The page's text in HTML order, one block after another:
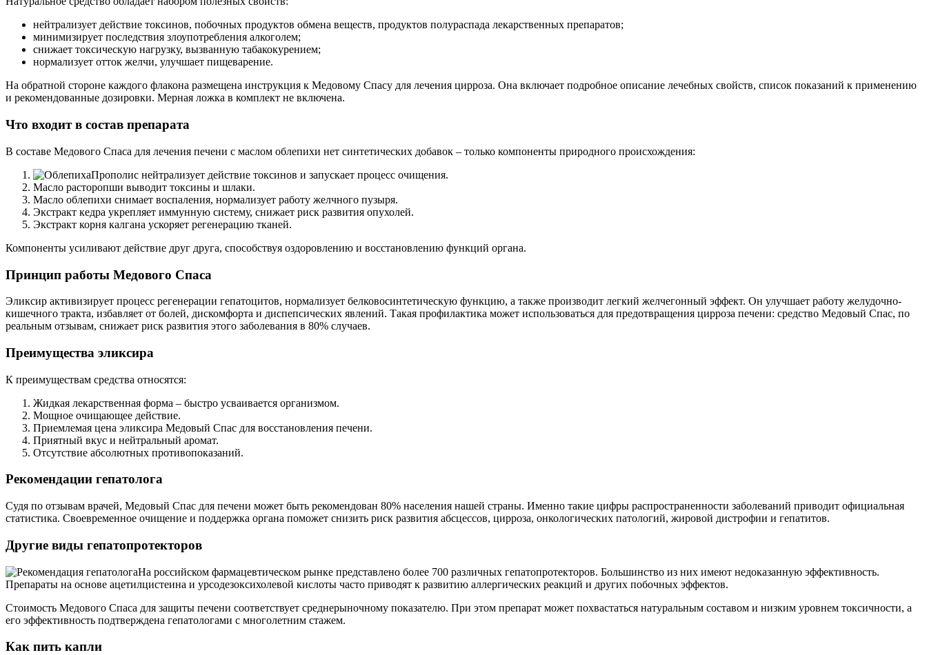
нейтрализует действие токсинов, побочных продуктов обмена веществ, продуктов полураспада лекарственных препаратов;
минимизирует последствия злоупотребления алкоголем;
снижает токсическую нагрузку, вызванную табакокурением;
нормализует отток желчи, улучшает пищеварение.
На обратной стороне каждого флакона размещена инструкция к Медовому Спасу для лечения цирроза. Она включает подробное описание лечебных свойств, список показаний к применению
и рекомендованные дозировки. Мерная ложка в комплект не включена.
Что входит в состав препарата
В составе Медового Спаса для лечения печени с маслом облепихи нет синтетических добавок – только компоненты природного происхождения:
Прополис нейтрализует действие токсинов и запускает процесс очищения.
Масло расторопши выводит токсины и шлаки.
Масло облепихи снимает воспаления, нормализует работу желчного пузыря.
Экстракт кедра укрепляет иммунную систему, снижает риск развития опухолей.
Экстракт корня калгана ускоряет регенерацию тканей.
Компоненты усиливают действие друг друга, способствуя оздоровлению и восстановлению функций органа.
Принцип работы Медового Спаса
Эликсир активизирует процесс регенерации гепатоцитов, нормализует белковосинтетическую функцию, а также производит легкий желчегонный эффект. Он улучшает работу желудочно-
кишечного тракта, избавляет от болей, дискомфорта и диспепсических явлений. Такая профилактика может использоваться для предотвращения цирроза печени: средство Медовый Спас, по
реальным отзывам, снижает риск развития этого заболевания в 80% случаев.
Преимущества эликсира
К преимуществам средства относятся:
Жидкая лекарственная форма – быстро усваивается организмом.
Мощное очищающее действие.
Приемлемая цена эликсира Медовый Спас для восстановления печени.
Приятный вкус и нейтральный аромат.
Отсутствие абсолютных противопоказаний.
Рекомендации гепатолога
Судя по отзывам врачей, Медовый Спас для печени может быть рекомендован 80% населения нашей страны. Именно такие цифры распространенности заболеваний приводит официальная
статистика. Своевременное очищение и поддержка органа поможет снизить риск развития абсцессов, цирроза, онкологических патологий, жировой дистрофии и гепатитов.
Другие виды гепатопротекторов
На российском фармацевтическом рынке представлено более 700 различных гепатопротекторов. Большинство из них имеют недоказанную эффективность.
Препараты на основе ацетилцистеина и урсодезоксихолевой кислоты часто приводят к развитию аллергических реакций и других побочных эффектов.
Стоимость Медового Спаса для защиты печени соответствует среднерыночному показателю. При этом препарат может похвастаться натуральным составом и низким уровнем токсичности, а
его эффективность подтверждена гепатологами с многолетним стажем.
Как пить капли